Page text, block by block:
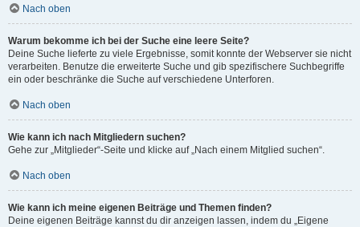
Nach oben
Warum bekomme ich bei der Suche eine leere Seite?
Deine Suche lieferte zu viele Ergebnisse, somit konnte der Webserver sie nicht
verarbeiten. Benutze die erweiterte Suche und gib spezifischere Suchbegriffe
ein oder beschränke die Suche auf verschiedene Unterforen.
Nach oben
Wie kann ich nach Mitgliedern suchen?
Gehe zur „Mitglieder“-Seite und klicke auf „Nach einem Mitglied suchen“.
Nach oben
Wie kann ich meine eigenen Beiträge und Themen finden?
Deine eigenen Beiträge kannst du dir anzeigen lassen, indem du „Eigene